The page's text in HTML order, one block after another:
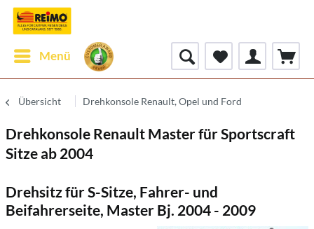
Menü
Übersicht Drehkonsole Renault, Opel und Ford
Drehkonsole Renault Master für Sportscraft
Sitze ab 2004
Drehsitz für S-Sitze, Fahrer- und
Beifahrerseite, Master Bj. 2004 - 2009